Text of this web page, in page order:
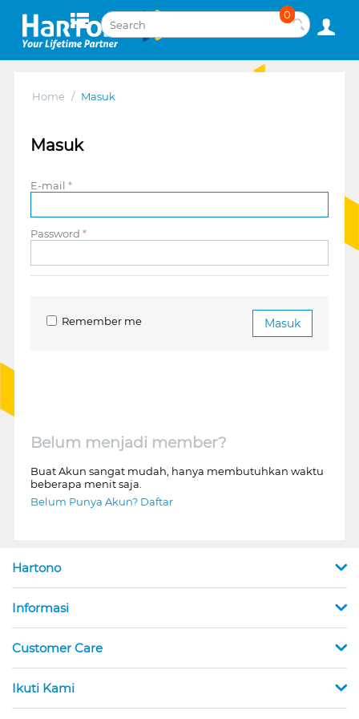
0
Home / Masuk
Masuk
E-mail
Password
Masuk
Remember me
Belum menjadi member?
Buat Akun sangat mudah, hanya membutuhkan waktu
beberapa menit saja.
Belum Punya Akun? Daftar
Hartono
Informasi
Customer Care
Ikuti Kami